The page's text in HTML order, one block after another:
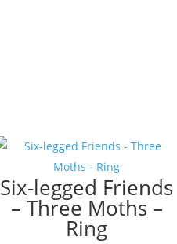
Six-legged Friends
– Three Moths –
Ring